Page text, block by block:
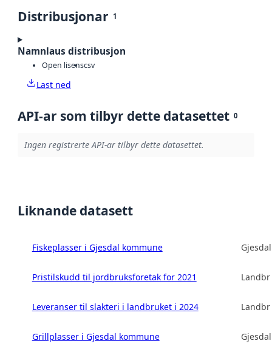
Distribusjonar 1
Namnlaus distribusjon
Open lisenscsv
Last ned
API-ar som tilbyr dette datasettet 0
Ingen registrerte API-ar tilbyr dette datasettet.
Liknande datasett
Fiskeplasser i Gjesdal kommune
Pristilskudd til jordbruksforetak for 2021
Leveranser til slakteri i landbruket i 2024
Grillplasser i Gjesdal kommune